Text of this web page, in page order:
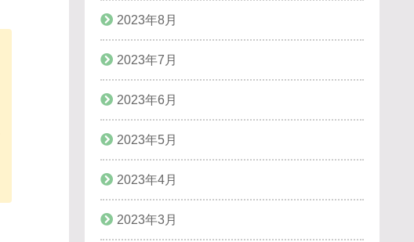
2023年8月
2023年7月
2023年6月
2023年5月
2023年4月
2023年3月